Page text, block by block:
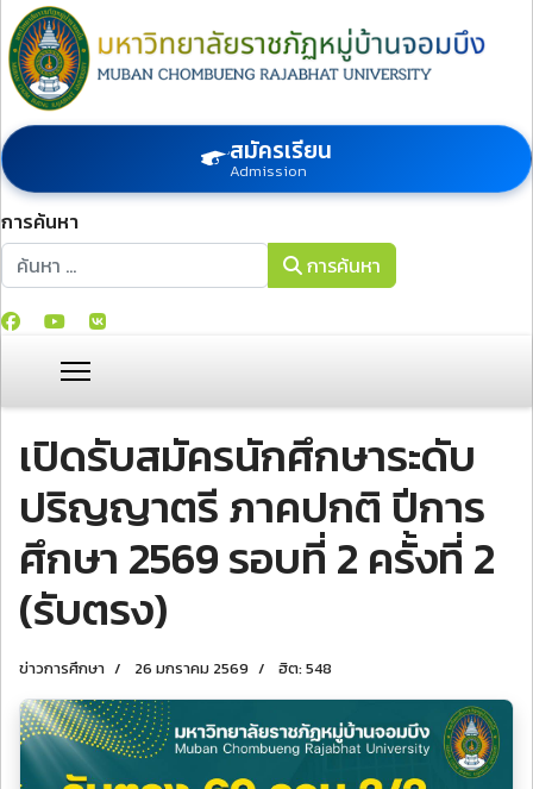
สมัครเรียน
Admission
การค้นหา
การค้นหา
การค้นหา
เปิดรับสมัครนักศึกษาระดับ
ปริญญาตรี ภาคปกติ ปีการ
ศึกษา 2569 รอบที่ 2 ครั้งที่ 2
(รับตรง)
ข่าวการศึกษา 26 มกราคม 2569 ฮิต: 548